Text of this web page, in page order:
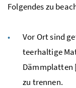
Folgendes zu
Vor Ort sind
teerhaltige
Dämmplatten
zu trennen.